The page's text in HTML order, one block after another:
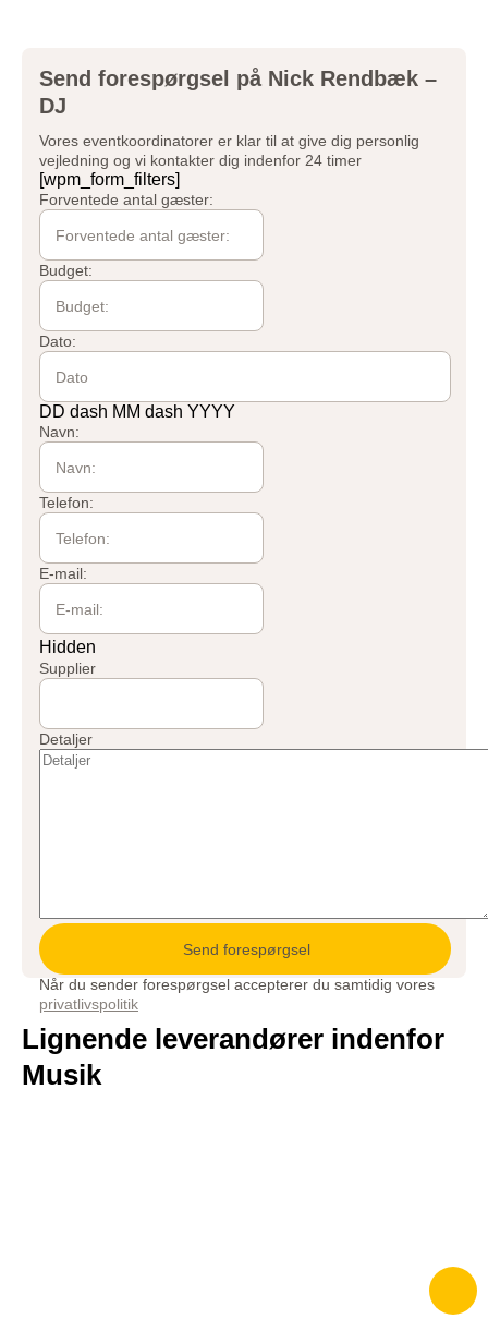
Send forespørgsel på Nick Rendbæk –
DJ
Vores eventkoordinatorer er klar til at give dig personlig
vejledning og vi kontakter dig indenfor 24 timer
[wpm_form_filters]
Forventede antal gæster:
Budget:
Dato:
DD dash MM dash YYYY
Navn:
Telefon:
E-mail:
Hidden
Supplier
Detaljer
Når du sender forespørgsel accepterer du samtidig vores
privatlivspolitik
Lignende leverandører indenfor
Musik